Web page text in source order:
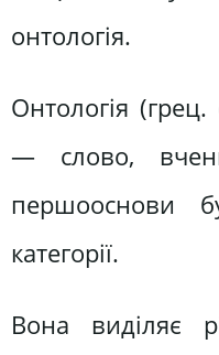
онтологія.
Онтологія
— слово,
першооснови
категорії.
Вона виділяє